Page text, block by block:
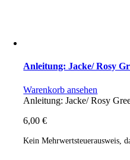
Anleitung: Jacke/ Rosy
Warenkorb ansehen
Anleitung: Jacke/ Rosy
6,00€
Kein Mehrwertsteuerausweis,